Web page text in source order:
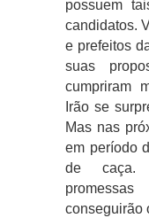
possuem
candidatos.
e prefeitos
suas
cumpriram
Irão se
Mas nas
em período
de caça.
conseguirão